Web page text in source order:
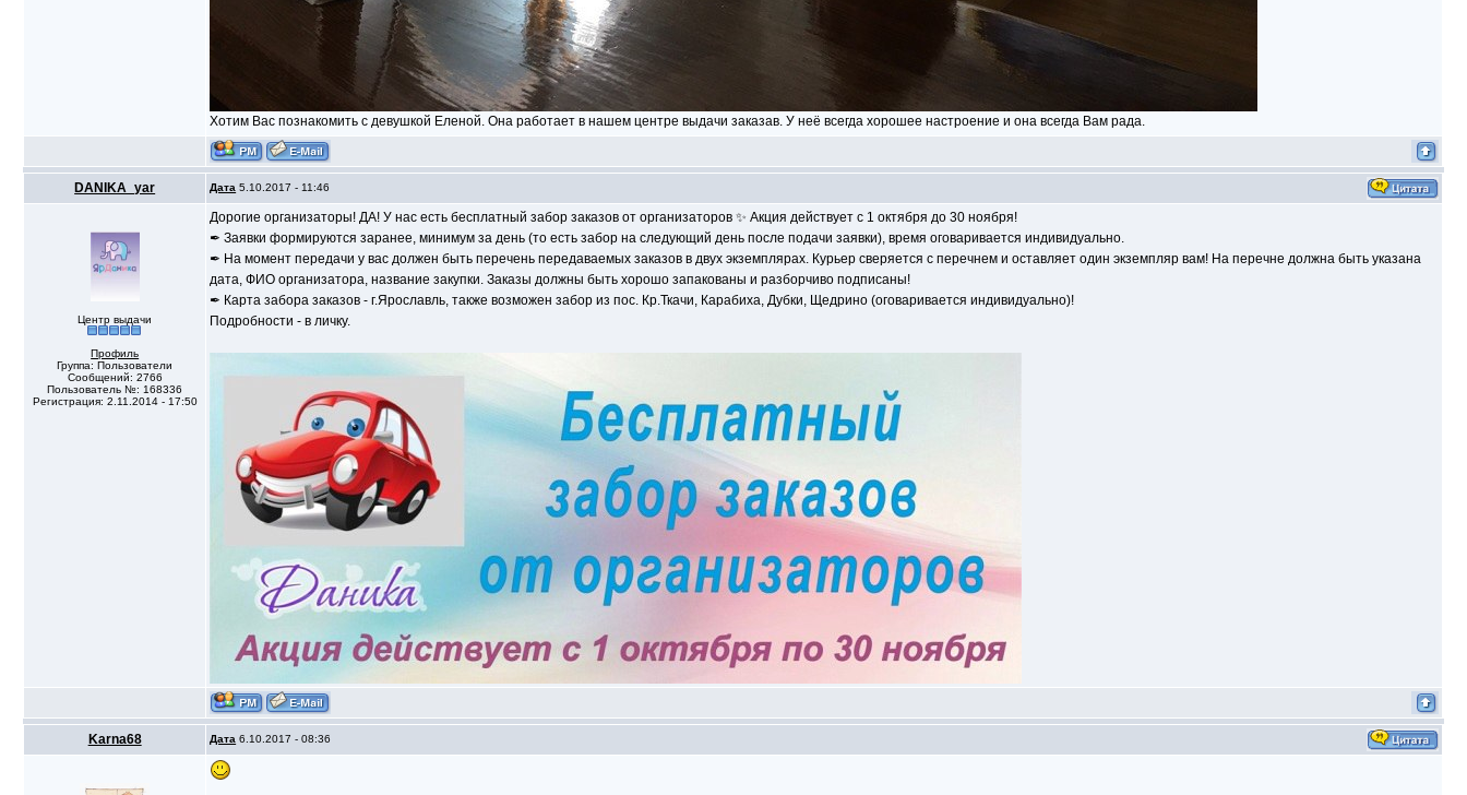
Хотим Вас познакомить с девушкой Еленой. Она работает в нашем центре выдачи заказав. У неё всегда хорошее настроение и она всегда Вам рада.
DANIKA_yar Дата 5.10.2017 - 11:46
Центр выдачи
Профиль
Группа: Пользователи
Сообщений: 2766
Пользователь №: 168336
Регистрация: 2.11.2014 - 17:50
Дорогие организаторы! ДА! У нас есть бесплатный забор заказов от организаторов ✨ Акция действует с 1 октября до 30 ноября!
✒ Заявки формируются заранее, минимум за день (то есть забор на следующий день после подачи заявки), время оговаривается индивидуально.
✒ На момент передачи у вас должен быть перечень передаваемых заказов в двух экземплярах. Курьер сверяется с перечнем и оставляет один экземпляр вам! На перечне должна быть указана
дата, ФИО организатора, название закупки. Заказы должны быть хорошо запакованы и разборчиво подписаны!
✒ Карта забора заказов - г.Ярославль, также возможен забор из пос. Кр.Ткачи, Карабиха, Дубки, Щедрино (оговаривается индивидуально)!
Подробности - в личку.
Karna68 Дата 6.10.2017 - 08:36